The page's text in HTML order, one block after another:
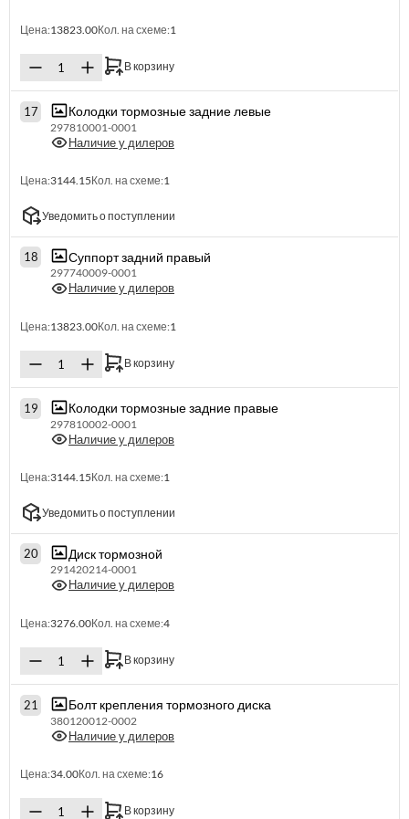
Цена:13823.00Кол. на схеме:1
В корзину
17 Колодки тормозные задние левые
297810001-0001
Наличие у дилеров
Цена:3144.15Кол. на схеме:1
Уведомить о поступлении
18 Суппорт задний правый
297740009-0001
Наличие у дилеров
Цена:13823.00Кол. на схеме:1
В корзину
19 Колодки тормозные задние правые
297810002-0001
Наличие у дилеров
Цена:3144.15Кол. на схеме:1
Уведомить о поступлении
20 Диск тормозной
291420214-0001
Наличие у дилеров
Цена:3276.00Кол. на схеме:4
В корзину
21 Болт крепления тормозного диска
380120012-0002
Наличие у дилеров
Цена:34.00Кол. на схеме:16
В корзину